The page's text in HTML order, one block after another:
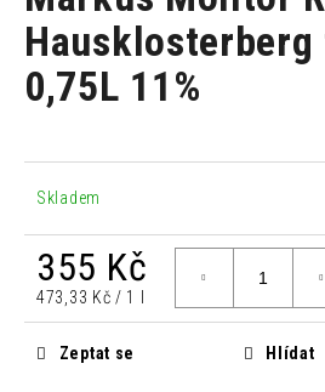
0,0
5
hvězdiček.
0,75L 11%
Skladem
355 Kč
Měrná
cena:
473,33 Kč / 1 l
Zeptat se Hlídat
a
j
í
?
HLEDAT